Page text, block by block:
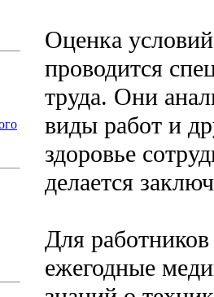
Оценка
проводится
труда. Они
виды работ и
здоровье
делается
Для
ежегодные